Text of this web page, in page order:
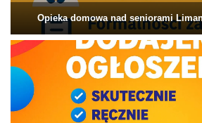
Opieka domowa nad seniorami